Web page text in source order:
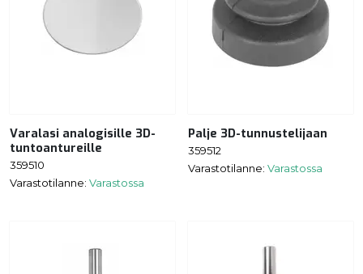
Varalasi analogisille 3D-
tuntoantureille
359510
Varastotilanne: Varastossa
Palje 3D-tunnustelijaan
359512
Varastotilanne: Varastossa